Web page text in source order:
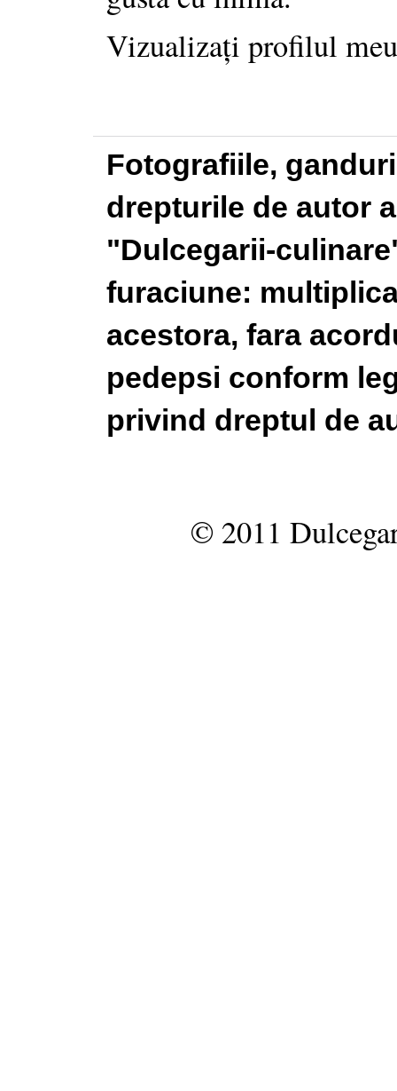
Vizualizați profilul
Fotografiile,
drepturile de autor
"Dulcegarii-
furaciune:
acestora, fara
pedepsi conform
privind dreptul de
© 2011